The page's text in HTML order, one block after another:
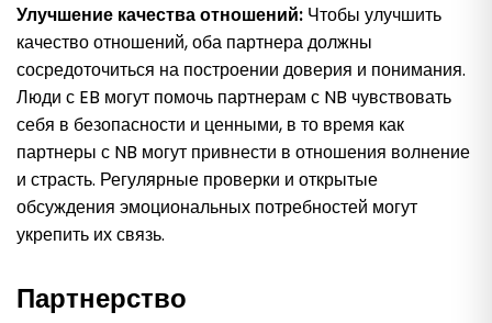
Улучшение качества отношений: Чтобы улучшить
качество отношений, оба партнера должны
сосредоточиться на построении доверия и понимания.
Люди с EB могут помочь партнерам с NB чувствовать
себя в безопасности и ценными, в то время как
партнеры с NB могут привнести в отношения волнение
и страсть. Регулярные проверки и открытые
обсуждения эмоциональных потребностей могут
укрепить их связь.
Партнерство